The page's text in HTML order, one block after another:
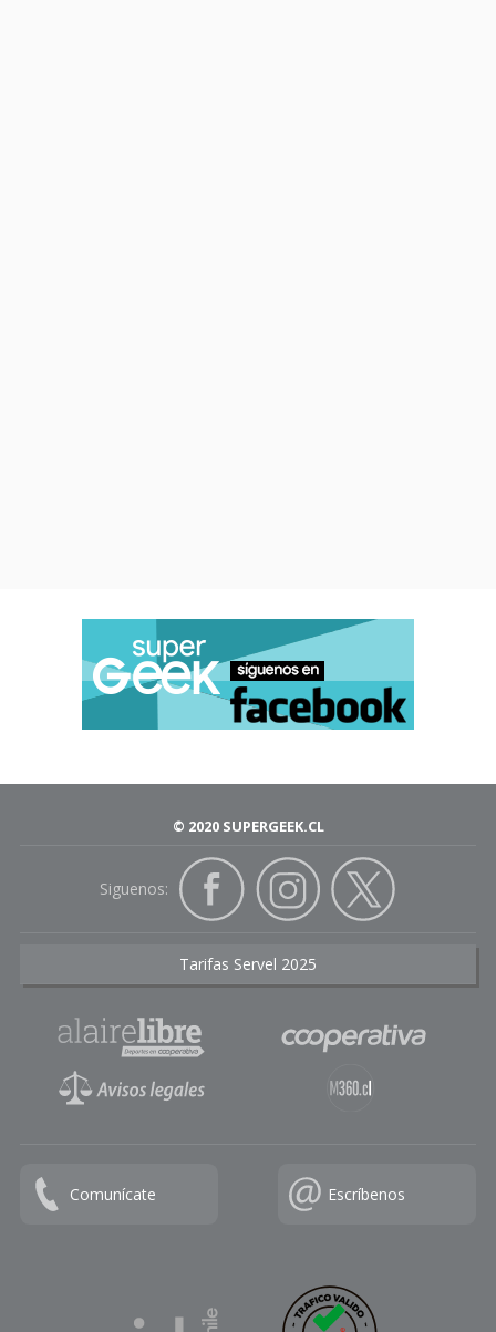
© 2020 SUPERGEEK.CL
Siguenos:
Tarifas Servel 2025
Comunícate Escríbenos